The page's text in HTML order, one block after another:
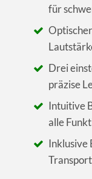
für
Drei
präzise
Intuitive
alle
Inklusive